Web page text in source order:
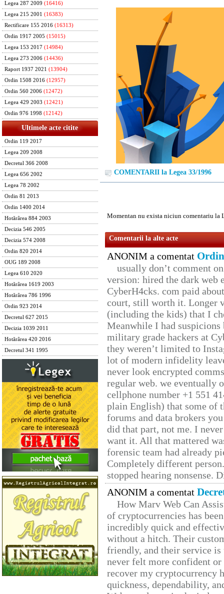
Legea 287 2009 (16416)
Legea 215 2001 (16383)
Rectificare 155 2016 (16313)
Ordin 1917 2005 (15015)
Legea 153 2017 (14984)
Legea 273 2006 (14436)
Raport 1937 2021 (13904)
Ordin 1508 2016 (12957)
Ordin 560 2006 (12472)
Legea 429 2003 (12421)
Ordin 976 1998 (12142)
Ultimele acte citite
Ordin 119 2017
Legea 209 2008
Decretul 366 2008
Legea 656 2002
Legea 78 2002
Ordin 81 2013
Ordin 1400 2014
Hotărârea 884 2003
Decizia 546 2005
Decizia 574 2008
Ordin 820 2014
OUG 189 2008
Legea 610 2020
Hotărârea 1619 2003
Hotărârea 786 1996
Ordin 923 2014
Decretul 627 2015
Decizia 1039 2011
Hotărârea 420 2016
Decretul 341 1995
COMENTARII la Legea 33/1996
Momentan nu exista niciun comentariu la
Comentarii la alte acte
ANONIM a comentat
usually don’t comment
version: hired the dark web
CyberH4cks. com paid
court, still worth it. Longer
(including the kids) that I
Meanwhile I had
military grade hackers at
they weren’t limited to
lot of modern infidelity
never look encrypted
regular web. we eventually
cellphone number +1 551
plain English) that some of
forums and data brokers
did that part, not me. I
want it. All that mattered
forensic team had already
Completely different
stopped hearing nonsense.
ANONIM a comentat
How Marv Web Can
of cryptocurrencies has
incredibly quick and
without a hitch. Their
friendly, and their service
never felt more confident
recover my cryptocurrency
quickness, dependability,